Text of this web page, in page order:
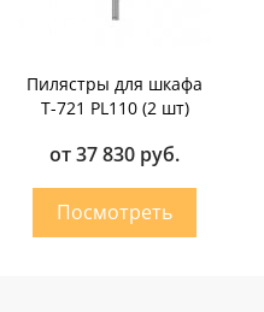
Пилястры для шкафа
T-721 PL110 (2 шт)
от 37 830 руб.